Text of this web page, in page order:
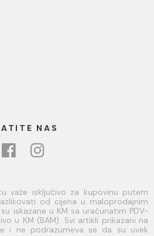
NAS
važe isključivo za kupovinu putem
od cijena u maloprodajnim
iskazane u KM sa uračunatim PDV-
u KM (BAM). Svi artikli prikazani na
i ne podrazumeva se da su uvek